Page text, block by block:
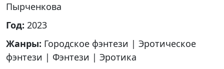
Пырченкова
Год: 2023
Жанры: Городское фэнтези | Эротическое
фэнтези | Фэнтези | Эротика